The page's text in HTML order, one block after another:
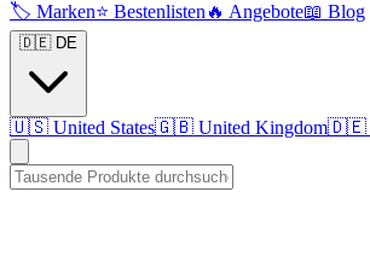
🏷️ Marken⭐ Bestenlisten 🔥 Angebote📖 Blog
🇩🇪 DE
🇺🇸 United States🇬🇧 United Kingdom🇩🇪